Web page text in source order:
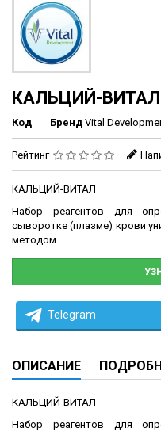
КАЛЬЦИЙ-ВИТАЛ
Код Бренд Vital
Рейтинг
КАЛЬЦИЙ-ВИТАЛ
Набор реагентов для
сыворотке (плазме) крови
методом
Telegram
ОПИСАНИЕ
КАЛЬЦИЙ-ВИТАЛ
Набор реагентов для